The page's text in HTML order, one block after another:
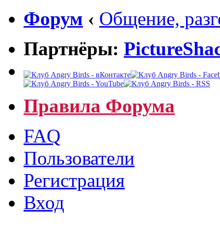
Форум ‹ Общение,
Партнёры:
Правила Форума
FAQ
Пользователи
Регистрация
Вход